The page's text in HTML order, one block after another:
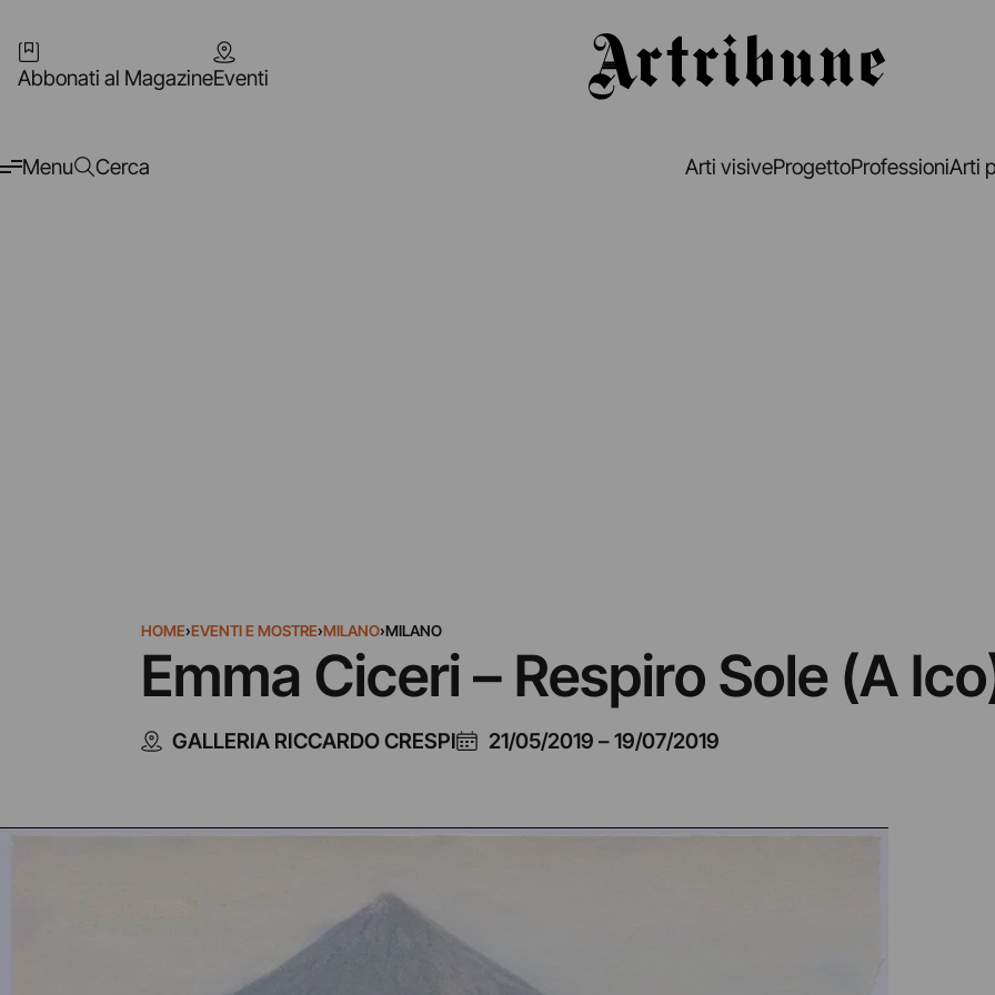
Abbonati al MagazineEventi
Menu Cerca Arti visiveProgettoProfessioniArti
HOME›EVENTI E MOSTRE›MILANO›MILANO
Emma Ciceri – Respiro Sole (A
GALLERIA RICCARDO CRESPI 21/05/2019 –19/07/2019